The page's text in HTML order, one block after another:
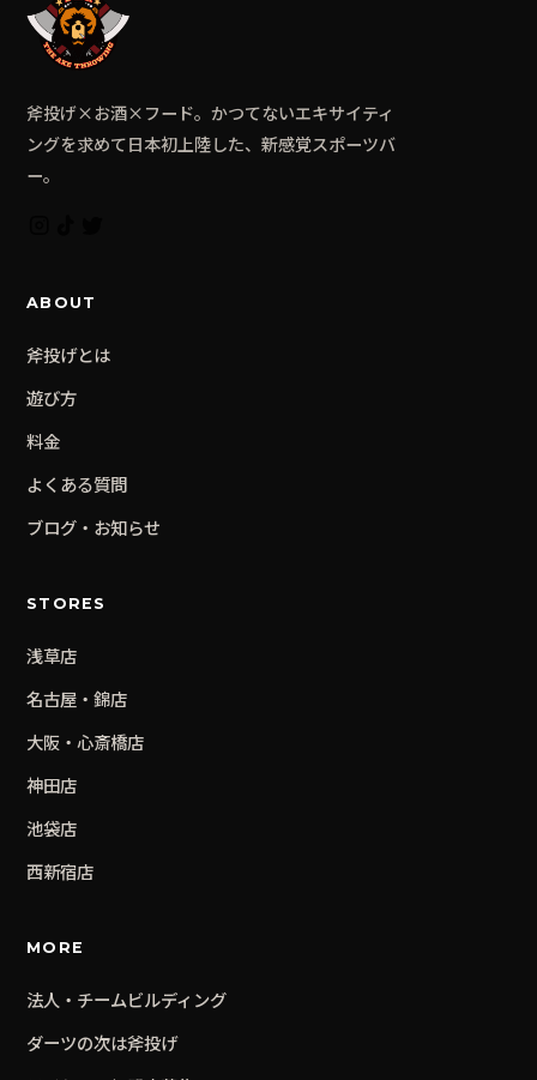
斧投げ×お酒×フード。かつてないエキサイティ
ングを求めて日本初上陸した、新感覚スポーツバ
ー。
ABOUT
斧投げとは
遊び方
料金
よくある質問
ブログ・お知らせ
STORES
浅草店
名古屋・錦店
大阪・心斎橋店
神田店
池袋店
西新宿店
MORE
法人・チームビルディング
ダーツの次は斧投げ